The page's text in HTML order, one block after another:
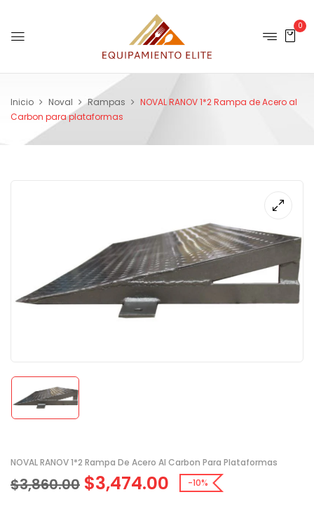
0
Inicio Noval Rampas
NOVAL RANOV 1*2 Rampa de Acero al
Carbon para plataformas
NOVAL RANOV 1*2 Rampa De Acero Al Carbon Para Plataformas
$3,860.00 $3,474.00 -10%